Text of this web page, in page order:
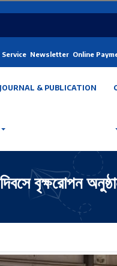
Service Newsletter Online
JOURNAL & PUBLICATION
দিবসে বৃক্ষরোপন